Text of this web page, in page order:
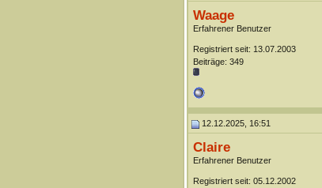
Waage
Erfahrener Benutzer
Registriert seit: 13.07.2003
Beiträge: 349
12.12.2025, 16:51
Claire
Erfahrener Benutzer
Registriert seit: 05.12.2002